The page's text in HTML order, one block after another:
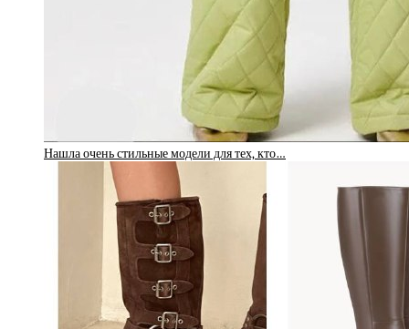
Нашла очень стильные модели для тех, кто…